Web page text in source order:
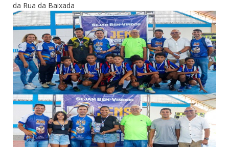
da Rua da Baixada